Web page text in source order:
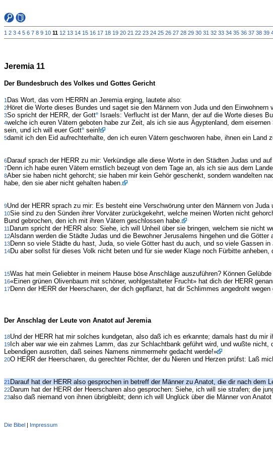
1 2 3 4 5 6 7 8 9 10 11 12 13 14 15 16 17 18 19 20 21 22 23 24 25 26 27 28 29 30 31 32 33 34 35 36 37 38 39
Jeremia 11
Der Bundesbruch des Volkes und Gottes Gericht
1 Das Wort, das vom HERRN an Jeremia erging, lautete also:
2Höret die Worte dieses Bundes und saget sie den Männern von Juda und den Einwohnern
3So spricht der HERR, der Gott Israels: Verflucht ist der Mann, der auf die Worte dieses
4welche ich euren Vätern geboten habe zur Zeit, als ich sie aus Ägyptenland, dem
sein, und ich will euer Gott sein!
5damit ich den Eid aufrechterhalte, den ich euren Vätern geschworen habe, ihnen ein
6Darauf sprach der HERR zu mir: Verkündige alle diese Worte in den Städten Judas und
7Denn ich habe euren Vätern ernstlich bezeugt von dem Tage an, als ich sie aus dem
8Aber sie haben nicht gehorcht; sie haben mir kein Gehör geschenkt, sondern wandelten
habe, den sie aber nicht gehalten haben.
9Und der HERR sprach zu mir: Es besteht eine Verschwörung unter den Männern von Juda
10Sie sind zu den Sünden ihrer Vorväter zurückgekehrt, welche meinen Worten nicht
Bund gebrochen, den ich mit ihren Vätern geschlossen habe.
11 Darum spricht der HERR also: Siehe, ich will Unheil über sie bringen, welchem sie nicht
12Alsdann werden die Städte Judas und die Bewohner Jerusalems hingehen und die
13Denn so viele Städte du hast, Juda, so viele Götter hast du auch, und so viele Gassen
14Du aber sollst für dieses Volk nicht beten und für sie weder Klage noch Fürbitte
15Was hat mein Geliebter in meinem Hause böse Anschläge auszuführen? Können
16«Einen grünen Olivenbaum mit schöner, wohlgestalteter Frucht» hat dich der HERR
17Denn der HERR der Heerscharen, der dich gepflanzt, hat dir Schlimmes angedroht
Der Anschlag der Leute von Anatot auf Jeremia
18Und der HERR hat mir solches kundgetan, also daß ich es erkannte; damals hast du mir
19 Ich aber war wie ein zahmes Lamm, das zur Schlachtbank geführt wird, und wußte
Lebendigen ausrotten, daß seines Namens nimmermehr gedacht werde!»
20O HERR der Heerscharen, du gerechter Richter, der du Nieren und Herzen prüfst: Laß
21Darauf hat der HERR also gesprochen in betreff der Männer zu Anatot, die dir nach
22Darum hat der HERR der Heerscharen also gesprochen: Siehe, ich will sie strafen; die
23also daß niemand von ihnen übrigbleibt; denn ich will Unglück über die Männer von
Die Bibel
Impressum